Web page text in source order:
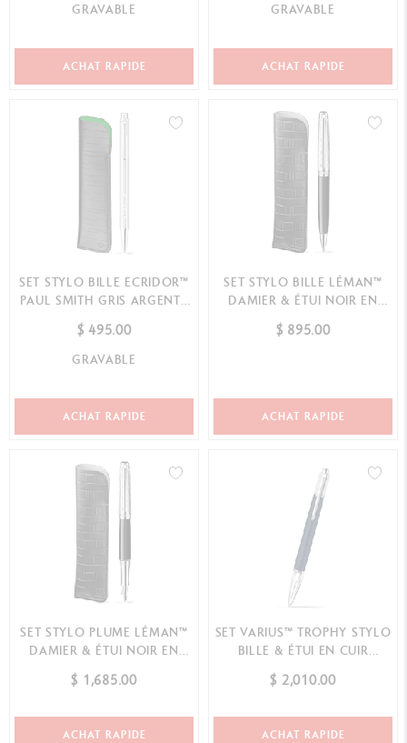
GRAVABLE
ACHAT RAPIDE
GRAVABLE
ACHAT RAPIDE
SET STYLO BILLE ECRIDOR™
PAUL SMITH GRIS ARGENTÉ
& ÉTUI EN CUIR NOIR
$ 495.00
GRAVABLE
ACHAT RAPIDE
SET STYLO BILLE LÉMAN™
DAMIER & ÉTUI NOIR EN
$ 895.00
ACHAT RAPIDE
SET STYLO PLUME LÉMAN™
DAMIER & ÉTUI NOIR EN
$ 1,685.00
ACHAT RAPIDE
SET VARIUS™ TROPHY STYLO
BILLE & ÉTUI EN CUIR
(ÉDITION LIMITÉE)
$ 2,010.00
ACHAT RAPIDE